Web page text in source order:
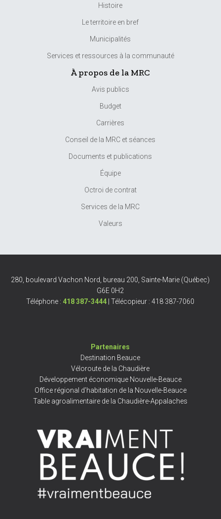
Histoire
Le territoire en bref
Municipalités
Services et ressources à la communauté
À propos de la MRC
Avis publics
Budget
Carrières
Conseil de la MRC et séances
Documents et publications
Équipe
Octroi de contrat
Services de la MRC
Valeurs
280, boulevard Vachon Nord, bureau 200, Sainte-Marie (Québec)
G6E 0H2
Téléphone : 418 387-3444 | Télécopieur : 418 387-7060
Partenaires
Destination Beauce
Véloroute de la Chaudière
Développement économique Nouvelle-Beauce
Office régional d’habitation de la Nouvelle-Beauce
Table agroalimentaire de la Chaudière-Appalaches